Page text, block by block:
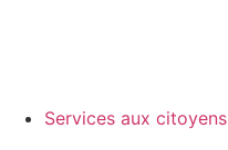
Services aux citoyens